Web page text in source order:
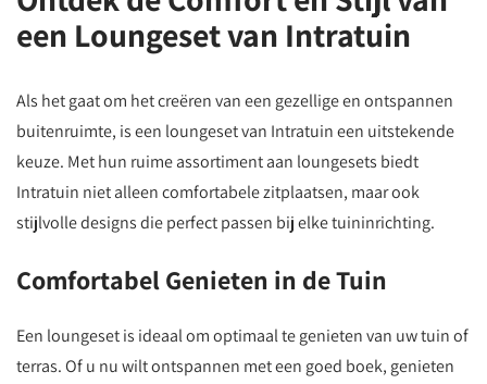
een Loungeset van Intratuin
Als het gaat om het creëren van een gezellige en ontspannen
buitenruimte, is een loungeset van Intratuin een uitstekende
keuze. Met hun ruime assortiment aan loungesets biedt
Intratuin niet alleen comfortabele zitplaatsen, maar ook
stijlvolle designs die perfect passen bij elke tuininrichting.
Comfortabel Genieten in de Tuin
Een loungeset is ideaal om optimaal te genieten van uw tuin of
terras. Of u nu wilt ontspannen met een goed boek, genieten